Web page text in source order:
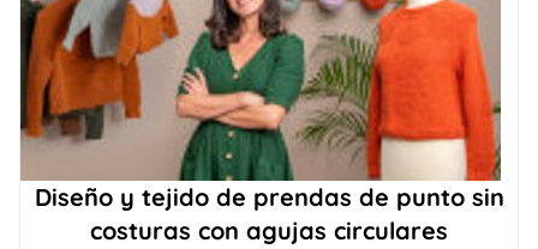
Diseño y tejido de prendas de punto sin
costuras con agujas circulares